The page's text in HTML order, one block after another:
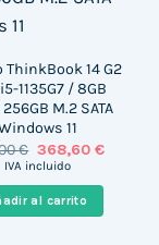
ThinkBook 14 G2
1135G7 / 8GB
256GB M.2 SATA
11
€ El
precio
era:
877,00 €.
368,60 €El
es:
368,60
IVA incluido
al carrito